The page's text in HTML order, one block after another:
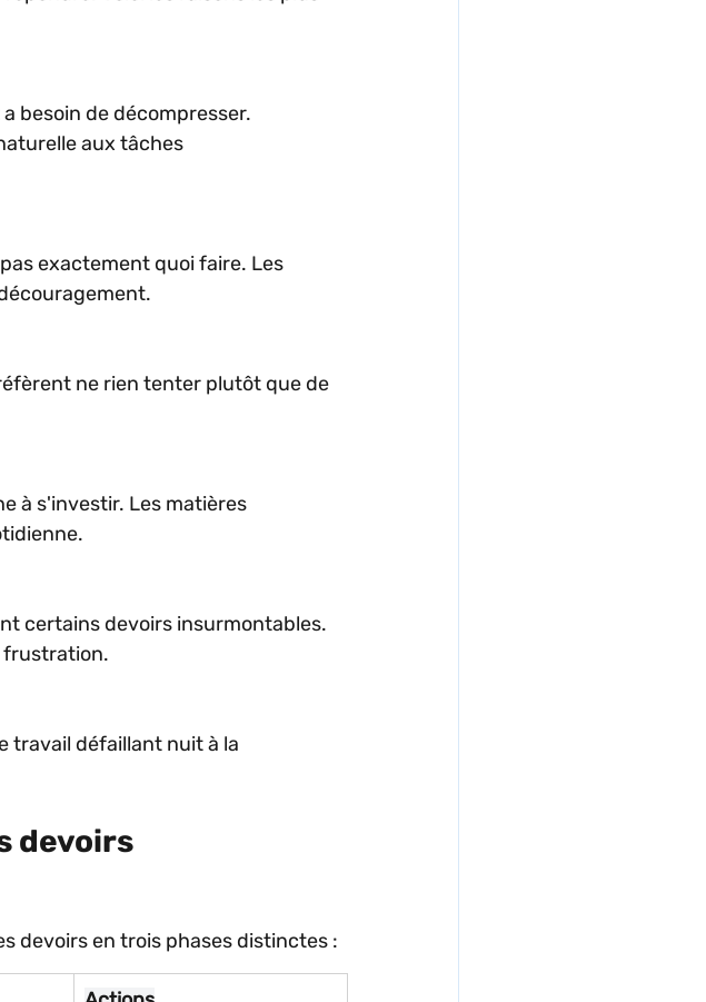
besoin de décompresser.
aux tâches
exactement quoi faire. Les
ne rien tenter plutôt que de
à s'investir. Les matières
certains devoirs insurmontables.
frustration.
travail défaillant nuit à la
devoirs
devoirs en trois phases distinctes :